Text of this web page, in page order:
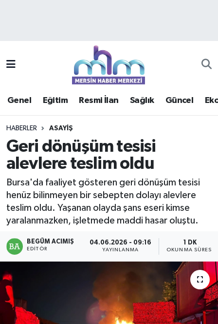
Genel Eğitim Resmi İlan Sağlık Güncel
HABERLER ASAYIŞ
Geri dönüşüm tesisi
alevlere teslim oldu
Bursa'da faaliyet gösteren geri dönüşüm tesisi
henüz bilinmeyen bir sebepten dolayı alevlere
teslim oldu. Yaşanan olayda şans eseri kimse
yaralanmazken, işletmede maddi hasar oluştu.
BEGÜM ACIMIŞ
EDITÖR
04.06.2026 - 09:16
YAYINLANMA
1 DK
OKUNMA SÜRESI
Güncel
Haberde insan
Kültür - Sanat
Magazin
Mersin
Özel Haber
Mersin Trafik Yoğunluk Haritası
Süper Lig Puan Durumu ve Fikstür
Haber Arşivi